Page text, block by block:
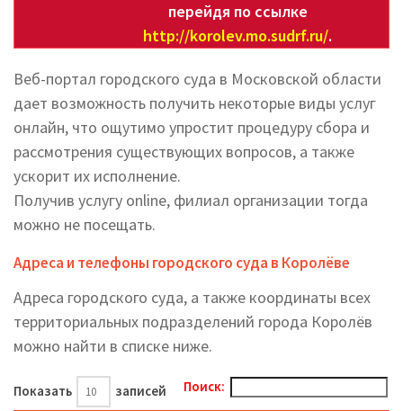
перейдя по ссылке
http://korolev.mo.sudrf.ru/.
Веб-портал городского суда в Московской области
дает возможность получить некоторые виды услуг
онлайн, что ощутимо упростит процедуру сбора и
рассмотрения существующих вопросов, а также
ускорит их исполнение.
Получив услугу online, филиал организации тогда
можно не посещать.
Адреса и телефоны городского суда в Королёве
Адреса городского суда, а также координаты всех
территориальных подразделений города Королёв
можно найти в списке ниже.
Показать записей Поиск: